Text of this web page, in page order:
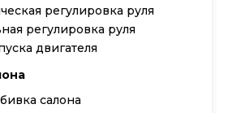
регулировка руля
регулировка руля
двигателя
салона